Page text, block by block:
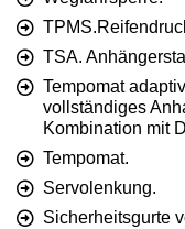
TSA.
Tempomat
vollständiges
Kombination mit
Tempomat.
Servolenkung.
Sicherheitsgurte